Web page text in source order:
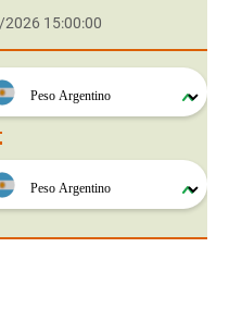
15:00:00